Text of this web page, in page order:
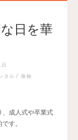
日を華
タル / 振袖
、成人式や卒業式
す。